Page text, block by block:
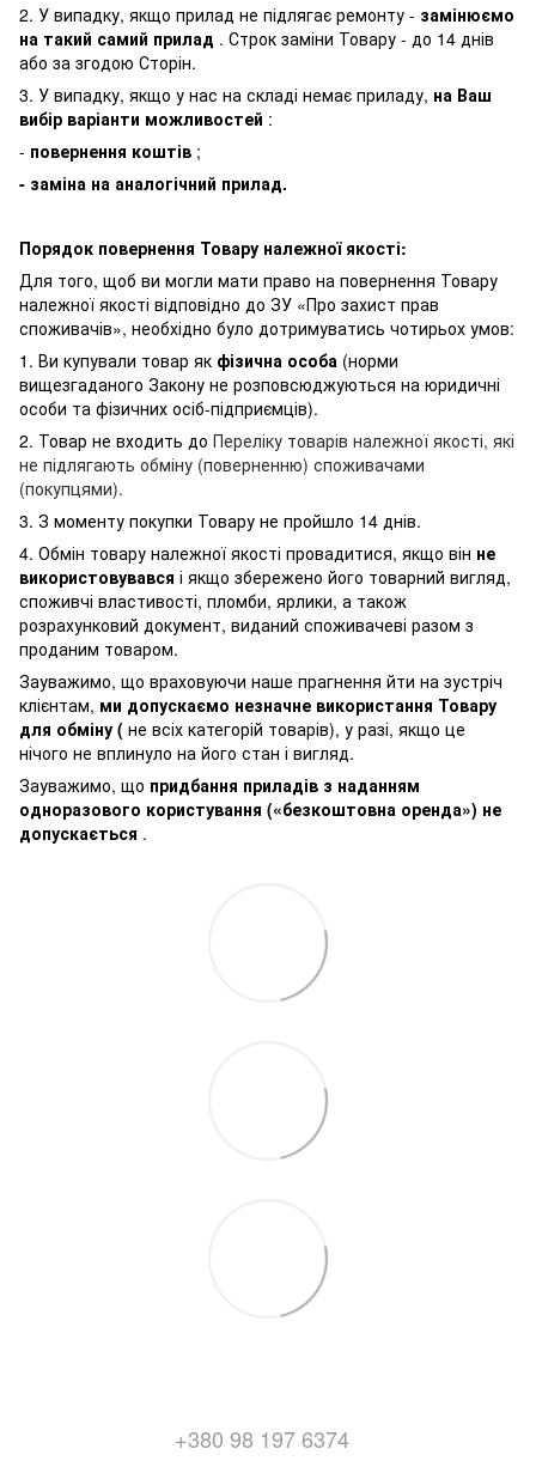
2. У випадку, якщо прилад не підлягає ремонту - замінюємо
на такий самий прилад . Строк заміни Товару - до 14 днів
або за згодою Сторін.
3. У випадку, якщо у нас на складі немає приладу, на Ваш
вибір варіанти можливостей :
- повернення коштів ;
- заміна на аналогічний прилад.
Порядок повернення Товару належної якості:
Для того, щоб ви могли мати право на повернення Товару
належної якості відповідно до ЗУ «Про захист прав
споживачів», необхідно було дотримуватись чотирьох умов:
1. Ви купували товар як фізична особа (норми
вищезгаданого Закону не розповсюджуються на юридичні
особи та фізичних осіб-підприємців).
2. Товар не входить до Переліку товарів належної якості, які
не підлягають обміну (поверненню) споживачами
(покупцями).
3. З моменту покупки Товару не пройшло 14 днів.
4. Обмін товару належної якості провадитися, якщо він не
використовувався і якщо збережено його товарний вигляд,
споживчі властивості, пломби, ярлики, а також
розрахунковий документ, виданий споживачеві разом з
проданим товаром.
Зауважимо, що враховуючи наше прагнення йти на зустріч
клієнтам, ми допускаємо незначне використання Товару
для обміну ( не всіх категорій товарів), у разі, якщо це
нічого не вплинуло на його стан і вигляд.
Зауважимо, що придбання приладів з наданням
одноразового користування («безкоштовна оренда») не
допускається .
+380 98 197 6374